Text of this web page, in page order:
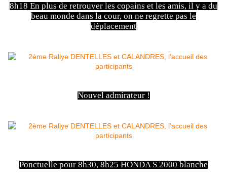
8h18 En plus de retrouver les copains et les amis, il y a du
beau monde dans la cour, on ne regrette pas le
déplacement
Nouvel admirateur !
Ponctuelle pour 8h30, 8h25 HONDA S 2000 blanche